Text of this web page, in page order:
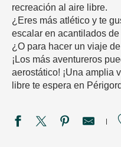
recreación al aire libre.
¿Eres más atlético y te
escalar en acantilados
¿O para hacer un viaje
¡Los más aventureros
aerostático! ¡Una amplia
libre te espera en